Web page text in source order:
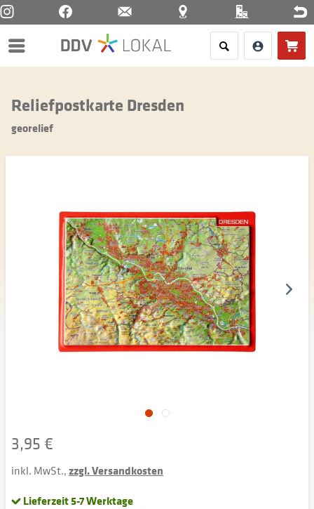
Menü
Reliefpostkarte Dresden
georelief
3,95 €
inkl. MwSt.,zzgl. Versandkosten
Lieferzeit 5-7 Werktage